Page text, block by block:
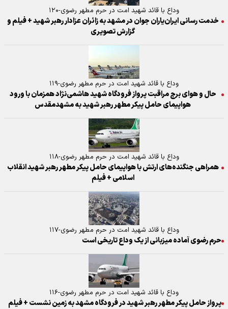
وداع با قائد شهید امت در حرم مطهر رضوی-۱۲۰
خدمت رسانی ایران‌یاران جوان در مشهد به زائران عزادار رهبر شهید + فیلم و
گزارش تصویری
وداع با قائد شهید امت در حرم مطهر رضوی-۱۱۹
حال و هوای برج مراقبت پرواز فرودگاه شهید هاشمی‌نژاد همزمان با ورود
هواپیمای حامل پیکر مطهر رهبر شهید به مشهدمقدس
وداع با قائد شهید امت در حرم مطهر رضوی-۱۱۸
همراهی جنگنده‌های ارتش با هواپیمای حامل پیکر مطهر رهبر شهید انقلاب
اسلامی + فیلم
وداع با قائد شهید امت در حرم مطهر رضوی-۱۱۷
حرم رضوی آماده میزبانی از یک وداع تاریخی است
وداع با قائد شهید امت در حرم مطهر رضوی-۱۱۶
پرواز حامل پیکر مطهر رهبر شهید در فرودگاه مشهد به زمین نشست + فیلم